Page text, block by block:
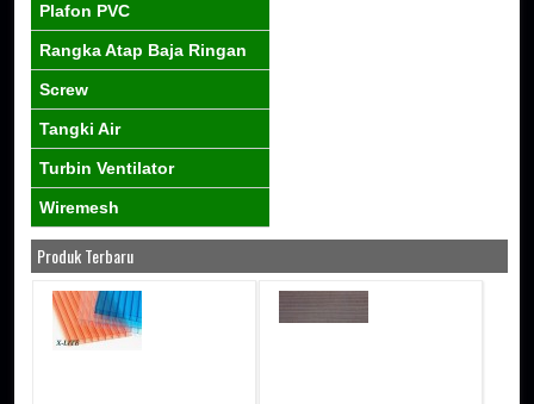
Plafon PVC
Rangka Atap Baja Ringan
Screw
Tangki Air
Turbin Ventilator
Wiremesh
Produk Terbaru